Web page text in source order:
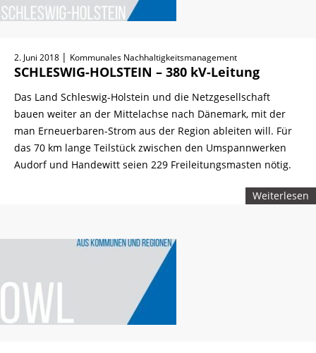
2. Juni 2018 | Kommunales Nachhaltigkeitsmanagement
SCHLESWIG-HOLSTEIN – 380 kV-Leitung
Das Land Schleswig-Holstein und die Netzgesellschaft
bauen weiter an der Mittelachse nach Dänemark, mit der
man Erneuerbaren-Strom aus der Region ableiten will. Für
das 70 km lange Teilstück zwischen den Umspannwerken
Audorf und Handewitt seien 229 Freileitungsmasten nötig.
Weiterlesen